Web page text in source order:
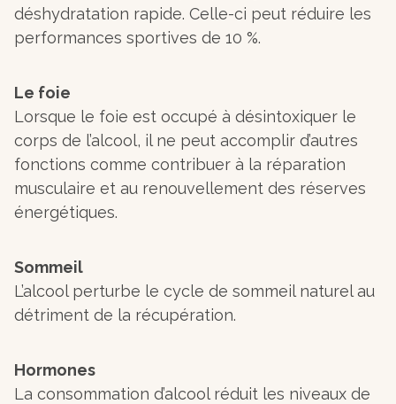
déshydratation rapide. Celle-ci peut réduire les
performances sportives de 10 %.
Le foie
Lorsque le foie est occupé à désintoxiquer le
corps de l’alcool, il ne peut accomplir d’autres
fonctions comme contribuer à la réparation
musculaire et au renouvellement des réserves
énergétiques.
Sommeil
L’alcool perturbe le cycle de sommeil naturel au
détriment de la récupération.
Hormones
La consommation d’alcool réduit les niveaux de